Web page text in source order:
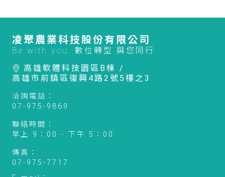
凌聚農業科技股份有限公司
Be with you. 數位轉型 與您同行
高雄軟體科技園區B棟 /
高雄市前鎮區復興4路2號5樓之3
洽詢電話：
07-975-9869
聯絡時間：
早上 9：00 - 下午 5：00
傳真：
07-975-7717